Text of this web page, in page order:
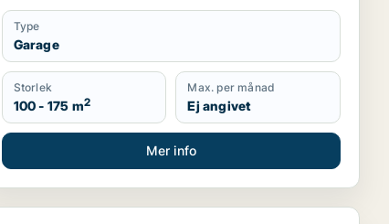
Type
Garage
Storlek
100 - 175 m2
Max. per månad
Ej angivet
Mer info